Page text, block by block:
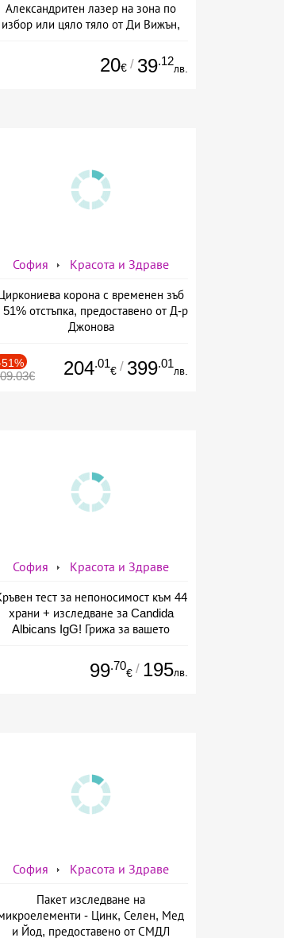
Александритен лазер на зона по
избор или цяло тяло от Ди Вижън,
20€ / 39.12
лв.
София Красота и Здраве
корона с временен зъб
51% отстъпка, предоставено от Д-р
Джонова
204.01
€ / 399.01
лв.
София Красота и Здраве
тест за непоносимост към 44
храни + изследване за Candida
Albicans IgG! Грижа за вашето
99.70
€ / 195лв.
София Красота и Здраве
Пакет изследване на
- Цинк, Селен, Мед
и Йод, предоставено от СМДЛ